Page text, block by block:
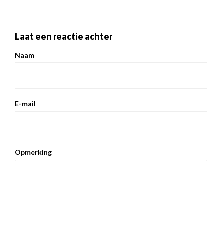
Laat een reactie achter
Naam
E-mail
Opmerking